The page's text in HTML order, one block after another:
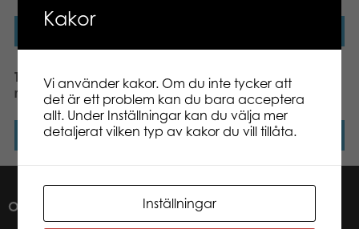
Tactic Alias Familje
resespel
Läs mer
Tactic Världens flaggor
brädspel
Läs mer
OM OSS
Kakor
Vi använder kakor. Om du inte tycker att
det är ett problem kan du bara acceptera
allt. Under Inställningar kan du välja mer
detaljerat vilken typ av kakor du vill tillåta.
Inställningar